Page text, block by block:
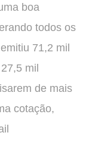
boa
todos os
71,2 mil
mil
de mais
cotação,